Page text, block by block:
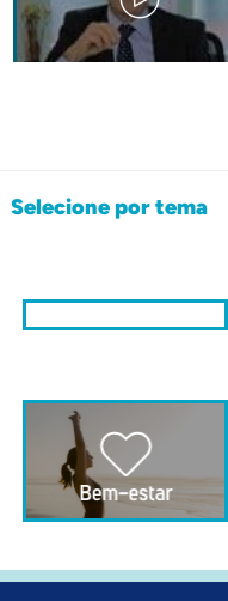
Selecione por tema